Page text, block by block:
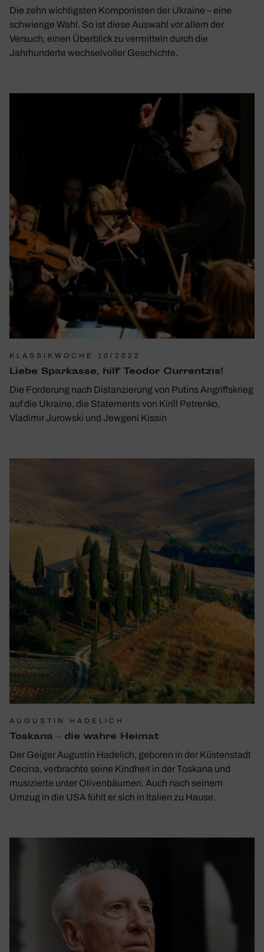
Die zehn wichtigsten Komponisten der Ukraine – eine
schwierige Wahl. So ist diese Auswahl vor allem der
Versuch, einen Überblick zu vermitteln durch die
Jahrhunderte wechselvoller Geschichte.
KLASSIKWOCHE 10/2022
Liebe Spar­kasse, hilf Teodor Curr­entzis!
Die Forderung nach Distanzierung von Putins Angriffskrieg
auf die Ukraine, die Statements von Kirill Petrenko,
Vladimir Jurowski und Jewgeni Kissin
AUGUSTIN HADELICH
Toskana – die wahre Heimat
Der Geiger Augustin Hadelich, geboren in der Küstenstadt
Cecina, verbrachte seine Kindheit in der Toskana und
musizierte unter Olivenbäumen. Auch nach seinem
Umzug in die USA fühlt er sich in Italien zu Hause.